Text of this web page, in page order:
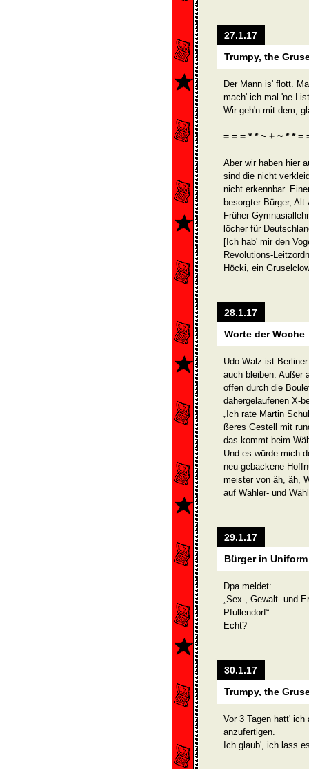
27.1.17
Trumpy, the
Der Mann is' flott.
mach' ich mal 'ne
Wir geh'n mit dem,
= = = * * ~ + ~ * * =
Aber wir haben hier
sind die nicht
nicht erkennbar.
besorgter Bürger,
Früher
löcher für
[Ich hab' mir den
Revolutions-
Höcki, ein
28.1.17
Worte der Woche
Udo Walz ist
auch bleiben. Außer
offen durch die
daherge­laufenen X-
„Ich rate Martin
ßeres Gestell mit
das kommt beim
Und es würde mich
neu-gebackene
meister von äh, äh,
auf Wähler- und
29.1.17
Bürger in Uniform
Dpa meldet:
„Sex-, Gewalt- und
Pfullendorf“
Echt?
30.1.17
Trumpy, the
Vor 3 Tagen hatt' ich
anzufertigen.
Ich glaub', ich lass